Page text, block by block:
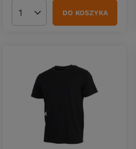
Ilość produktówDO KOSZYKA